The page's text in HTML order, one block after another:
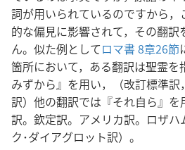
詞が用いられているのですから
的な偏見に影響されて，その翻訳
ん。似た例としてロマ書 8章26節
箇所において，ある翻訳は聖霊
みずから』を用い，（改訂標準訳
訳）他の翻訳では『それ自ら』を
訳。欽定訳。アメリカ訳。ロザハ
ク･ダイアグロット訳）。